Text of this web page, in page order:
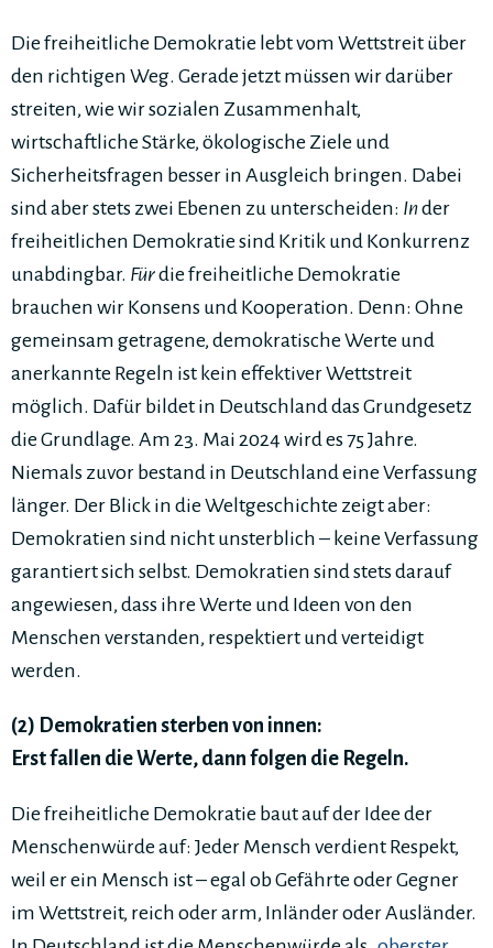
Die freiheitliche Demokratie lebt vom Wettstreit über
den richtigen Weg. Gerade jetzt müssen wir darüber
streiten, wie wir sozialen Zusammenhalt,
wirtschaftliche Stärke, ökologische Ziele und
Sicherheitsfragen besser in Ausgleich bringen. Dabei
sind aber stets zwei Ebenen zu unterscheiden: Inder
freiheitlichen Demokratie sind Kritik und Konkurrenz
unabdingbar. Fürdie freiheitliche Demokratie
brauchen wir Konsens und Kooperation. Denn: Ohne
gemeinsam getragene, demokratische Werte und
anerkannte Regeln ist kein effektiver Wettstreit
möglich. Dafür bildet in Deutschland das Grundgesetz
die Grundlage. Am 23. Mai 2024 wird es 75 Jahre.
Niemals zuvor bestand in Deutschland eine Verfassung
länger. Der Blick in die Weltgeschichte zeigt aber:
Demokratien sind nicht unsterblich – keine Verfassung
garantiert sich selbst. Demokratien sind stets darauf
angewiesen, dass ihre Werte und Ideen von den
Menschen verstanden, respektiert und verteidigt
werden.
(2) Demokratien sterben von innen:
Erst fallen die Werte, dann folgen die Regeln.
Die freiheitliche Demokratie baut auf der Idee der
Menschenwürde auf: Jeder Mensch verdient Respekt,
weil er ein Mensch ist – egal ob Gefährte oder Gegner
im Wettstreit, reich oder arm, Inländer oder Ausländer.